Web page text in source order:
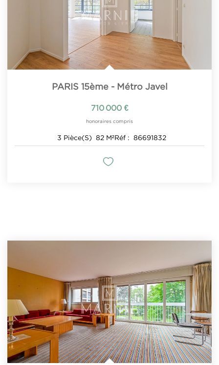
PARIS 15ème - Métro Javel
710 000 €
honoraires compris
3 Pièce(s) 82 M²Réf : 86691832